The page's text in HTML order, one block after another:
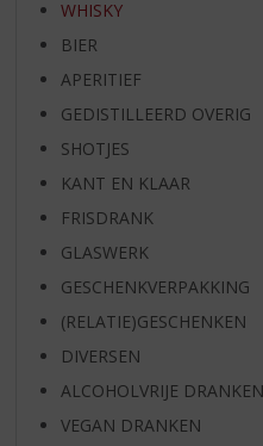
WHISKY
BIER
APERITIEF
GEDISTILLEERD OVERIG
SHOTJES
KANT EN KLAAR
FRISDRANK
GLASWERK
GESCHENKVERPAKKING
(RELATIE)GESCHENKEN
DIVERSEN
ALCOHOLVRIJE DRANKEN
VEGAN DRANKEN